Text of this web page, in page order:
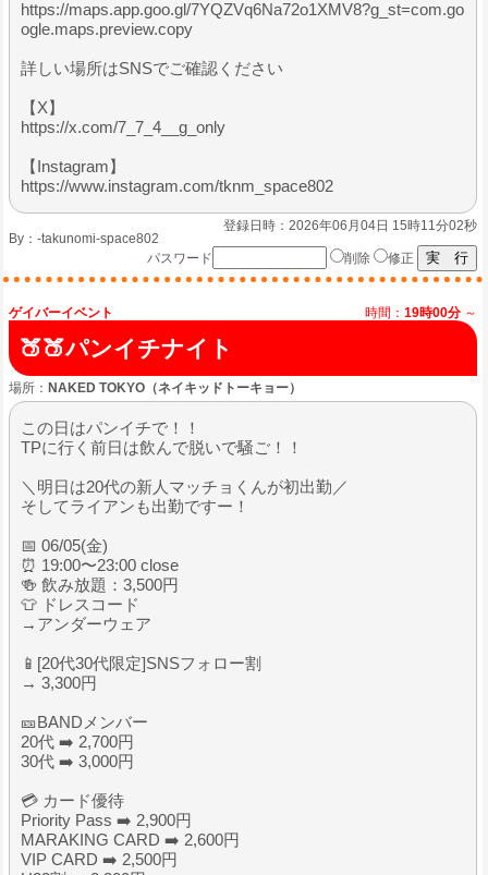
https://maps.app.goo.gl/7YQZVq6Na72o1XMV8?g_st=com.go
ogle.maps.preview.copy
詳しい場所はSNSでご確認ください
【X】
https://x.com/7_7_4__g_only
【Instagram】
https://www.instagram.com/tknm_space802
登録日時：2026年06月04日 15時11分02秒
By： -takunomi-space802
パスワード
削除 修正
ゲイバーイベント 時間： 19時00分 ～
🍑🍑パンイチナイト
場所： NAKED TOKYO（ネイキッドトーキョー）
この日はパンイチで！！
TPに行く前日は飲んで脱いで騒ご！！
＼明日は20代の新人マッチョくんが初出勤／
そしてライアンも出勤ですー！
📅 06/05(金)
⏰ 19:00〜23:00 close
🍻 飲み放題：3,500円
👕 ドレスコード
→アンダーウェア
📱[20代30代限定]SNSフォロー割
→ 3,300円
🎫BANDメンバー
20代 ➡️ 2,700円
30代 ➡️ 3,000円
💳 カード優待
Priority Pass ➡️ 2,900円
MARAKING CARD ➡️ 2,600円
VIP CARD ➡️ 2,500円